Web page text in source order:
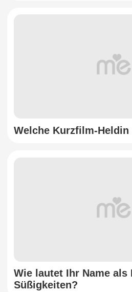
Welche Kurzfilm-Heldin
Wie lautet Ihr Name als
Süßigkeiten?